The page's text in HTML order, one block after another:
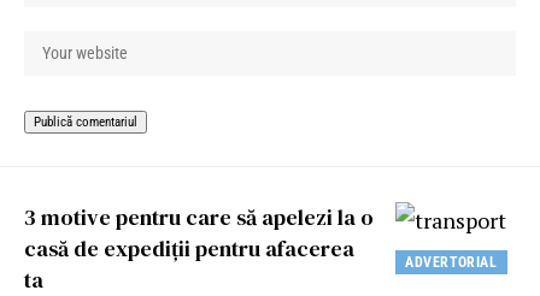
ADVERTORIAL
3 motive pentru care să apelezi la o
casă de expediții pentru afacerea
ta